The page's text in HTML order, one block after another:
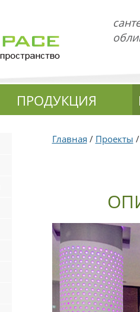
ПРОДУКЦИЯ
Главная / Проекты